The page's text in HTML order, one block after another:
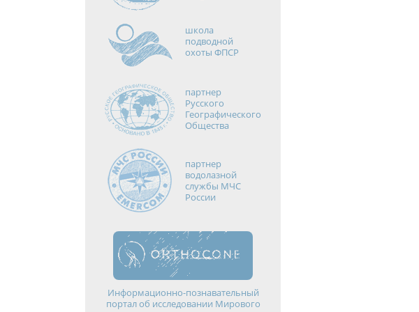
школа
подводной
охоты ФПСР
партнер
Русского
Географического
Общества
партнер
водолазной
службы МЧС
России
Информационно-познавательный
портал об исследовании Мирового